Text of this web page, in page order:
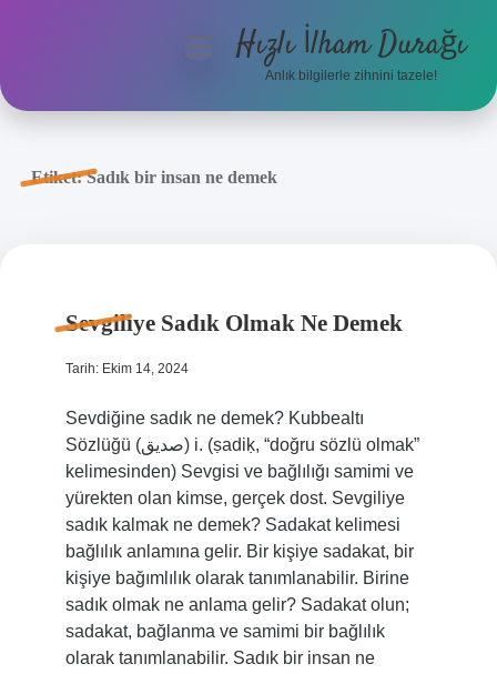
Anasayfa
menüyüHızlı İlham Durağı
Anlık bilgilerle zihnini tazele!
Etiket:Sadık bir insan ne demek
Sevgiliye Sadık Olmak Ne Demek
Tarih: Ekim 14, 2024
Sevdiğine sadık ne demek? Kubbealtı
Sözlüğü (ﺻﺪﻳﻖ) i. (ṣadіḳ, “doğru sözlü olmak”
kelimesinden) Sevgisi ve bağlılığı samimi ve
yürekten olan kimse, gerçek dost. Sevgiliye
sadık kalmak ne demek? Sadakat kelimesi
bağlılık anlamına gelir. Bir kişiye sadakat, bir
kişiye bağımlılık olarak tanımlanabilir. Birine
sadık olmak ne anlama gelir? Sadakat olun;
sadakat, bağlanma ve samimi bir bağlılık
olarak tanımlanabilir. Sadık bir insan ne